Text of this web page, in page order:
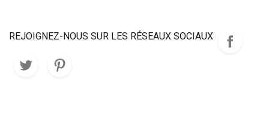
REJOIGNEZ-NOUS SUR LES RÉSEAUX SOCIAUX